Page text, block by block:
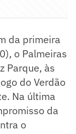
da primeira
o Palmeiras
Parque, às
do Verdão
Na última
da
o